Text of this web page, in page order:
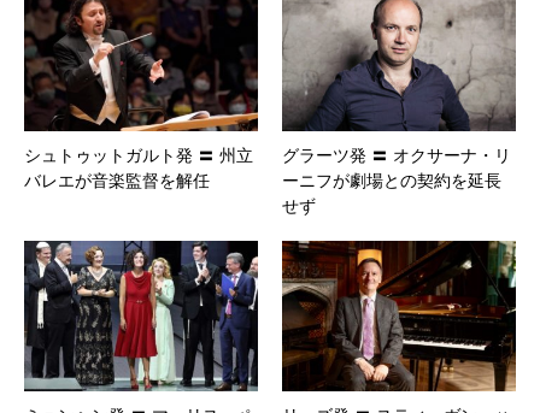
シュトゥットガルト発 〓 州立
バレエが音楽監督を解任
グラーツ発 〓 オクサーナ・リ
ーニフが劇場との契約を延長
せず